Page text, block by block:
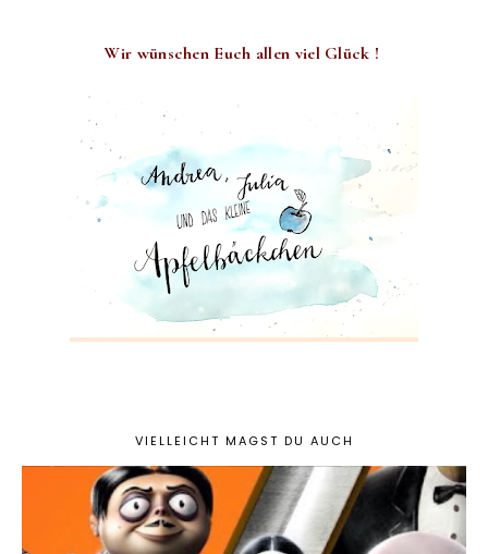
Wir wünschen Euch allen viel Glück !
VIELLEICHT MAGST DU AUCH